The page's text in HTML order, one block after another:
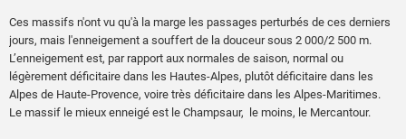
Ces massifs n'ont vu qu'à la marge les passages perturbés de ces derniers
jours, mais l'enneigement a souffert de la douceur sous 2 000/2 500 m.
L’enneigement est, par rapport aux normales de saison, normal ou
légèrement déficitaire dans les Hautes-Alpes, plutôt déficitaire dans les
Alpes de Haute-Provence, voire très déficitaire dans les Alpes-Maritimes.
Le massif le mieux enneigé est le Champsaur, le moins, le Mercantour.